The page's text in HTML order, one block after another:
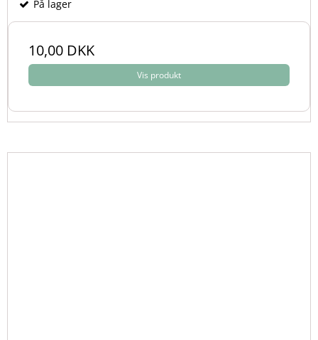
På lager
10,00 DKK
Vis produkt